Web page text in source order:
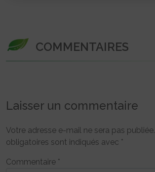
COMMENTAIRES
Laisser un commentaire
Votre adresse e-mail ne sera pas publiée.
obligatoires sont indiqués avec *
Commentaire *